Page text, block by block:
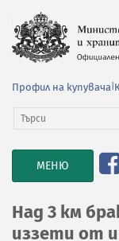
Профил на купувача
TOGGLE
NAVIGATION
МЕНЮ
Над 3 км
иззети от